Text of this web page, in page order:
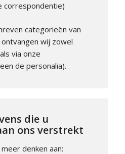
correspondentie)
categorieën van
wij zowel
via onze
de personalia).
die u
ons verstrekt
denken aan: